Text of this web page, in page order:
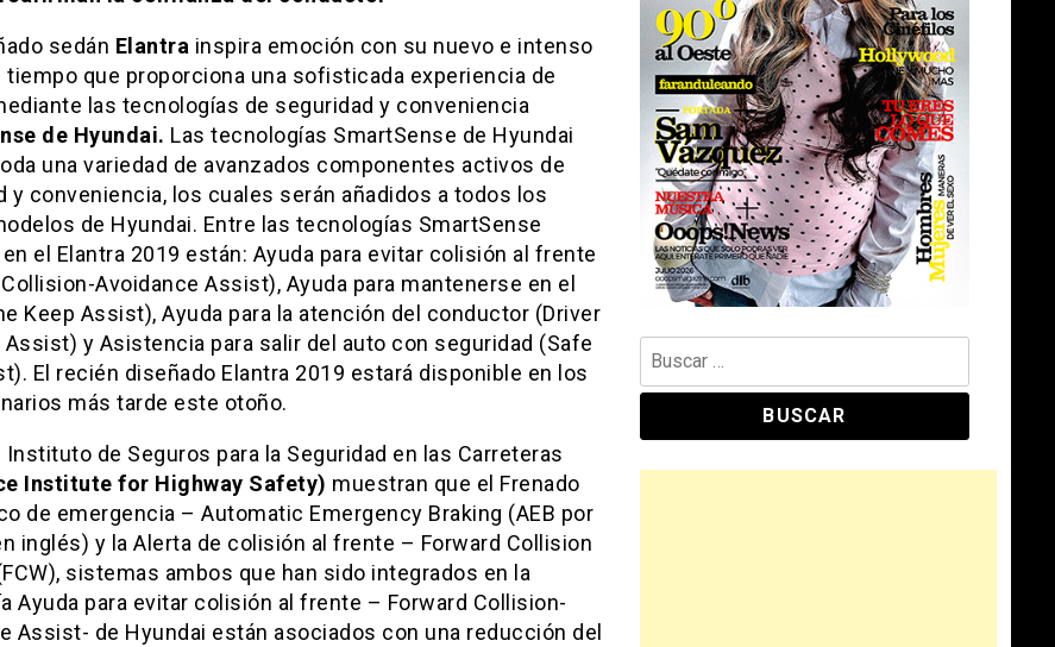
sedán Elantra inspira emoción con su nuevo e intenso
tiempo que proporciona una sofisticada experiencia de
las tecnologías de seguridad y conveniencia
de Hyundai. Las tecnologías SmartSense de Hyundai
una variedad de avanzados componentes activos de
y conveniencia, los cuales serán añadidos a todos los
de Hyundai. Entre las tecnologías SmartSense
el Elantra 2019 están: Ayuda para evitar colisión al frente
Avoidance Assist), Ayuda para mantenerse en el
Keep Assist), Ayuda para la atención del conductor (Driver
y Asistencia para salir del auto con seguridad (Safe
El recién diseñado Elantra 2019 estará disponible en los
más tarde este otoño.
Instituto de Seguros para la Seguridad en las Carreteras
Institute for Highway Safety) muestran que el Frenado
de emergencia – Automatic Emergency Braking (AEB por
inglés) y la Alerta de colisión al frente – Forward Collision
sistemas ambos que han sido integrados en la
Ayuda para evitar colisión al frente – Forward Collision-
Assist- de Hyundai están asociados con una reducción del
Buscar: